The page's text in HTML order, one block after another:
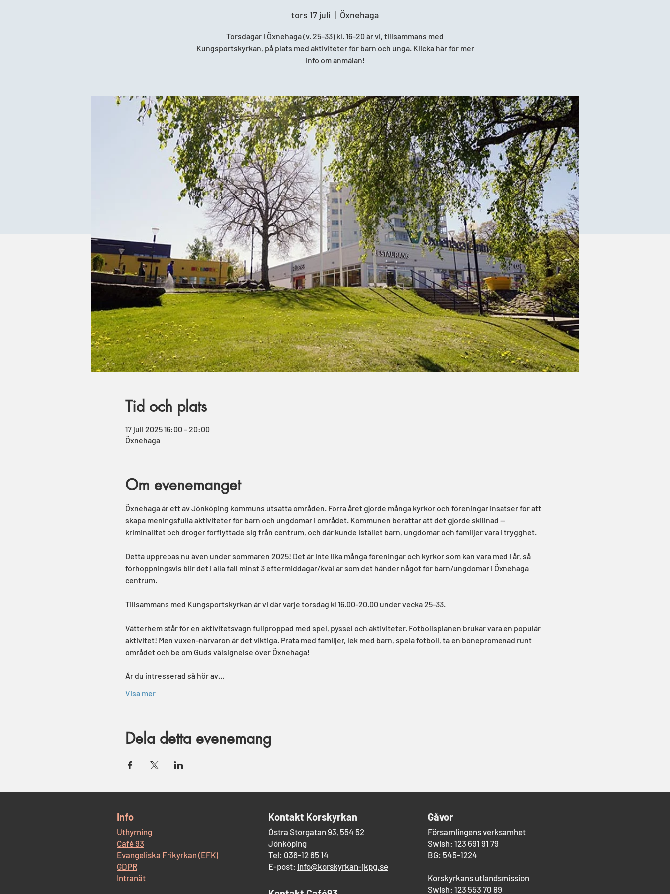
tors 17 juli
  |
Öxnehaga
Torsdagar i Öxnehaga (v. 25–33) kl. 16–20 är vi, tillsammans med
Kungsportskyrkan, på plats med aktiviteter för barn och unga. Klicka här för mer
info om anmälan!
Tid och plats
17 juli 2025 16:00 – 20:00
Öxnehaga
Om evenemanget
Öxnehaga är ett av Jönköping kommuns utsatta områden. Förra året gjorde många kyrkor och föreningar insatser för att
skapa meningsfulla aktiviteter för barn och ungdomar i området. Kommunen berättar att det gjorde skillnad —
kriminalitet och droger förflyttade sig från centrum, och där kunde istället barn, ungdomar och familjer vara i trygghet.
Detta upprepas nu även under sommaren 2025! Det är inte lika många föreningar och kyrkor som kan vara med i år, så
förhoppningsvis blir det i alla fall minst 3 eftermiddagar/kvällar som det händer något för barn/ungdomar i Öxnehaga
centrum.
Tillsammans med Kungsportskyrkan är vi där varje torsdag kl 16.00-20.00 under vecka 25-33.
Vätterhem står för en aktivitetsvagn fullproppad med spel, pyssel och aktiviteter. Fotbollsplanen brukar vara en populär
aktivitet! Men vuxen-närvaron är det viktiga. Prata med familjer, lek med barn, spela fotboll, ta en bönepromenad runt
området och be om Guds välsignelse över Öxnehaga!
Är du intresserad så hör av…
Visa mer
Dela detta evenemang
​Info
Uthyrning
Café 93
Evangeliska Frikyrkan (EFK)
GDPR
Intranät
​Kontakt Korskyrkan
Östra Storgatan 93, 554 52
Jönköping
Tel: 036-12 65 14
E-post: info@korskyrkan-jkpg.se
Gåvor
Församlingens verksamhet
Swish: 123 691 91 79
BG: 545-1224
Korskyrkans utlandsmission
Swish: 123 553 70 89